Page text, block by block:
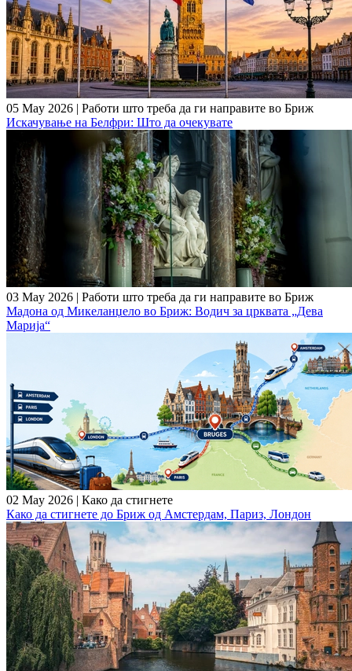
05 May 2026 | Работи што треба да ги направите во Бриж
Искачување на Белфри: Што да очекувате
03 May 2026 | Работи што треба да ги направите во Бриж
Мадона од Микеланџело во Бриж: Водич за црквата „Дева
Марија“
02 May 2026 | Како да стигнете
Како да стигнете до Бриж од Амстердам, Париз, Лондон